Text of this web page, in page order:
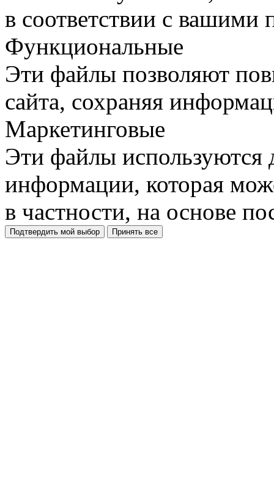
в соответствии с вашими
Функциональные
Эти файлы позволяют
сайта, сохраняя
Маркетинговые
Эти файлы используются
информации, которая
в частности, на основе
Подтвердить мой выбор Принять все